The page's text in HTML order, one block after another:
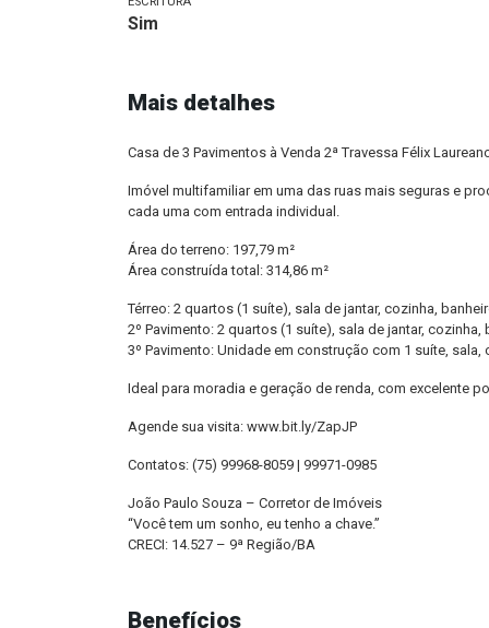
Sim
Mais detalhes
Casa de 3 Pavimentos à Venda 2ª Travessa Félix
Imóvel multifamiliar em uma das ruas mais seguras e
cada uma com entrada individual.
Área do terreno: 197,79 m²
Área construída total: 314,86 m²
Térreo: 2 quartos (1 suíte), sala de jantar, cozinha,
2º Pavimento: 2 quartos (1 suíte), sala de jantar,
3º Pavimento: Unidade em construção com 1 suíte, sala,
Ideal para moradia e geração de renda, com excelente
Agende sua visita: www.bit.ly/ZapJP
Contatos: (75) 99968-8059 | 99971-0985
João Paulo Souza – Corretor de Imóveis
“Você tem um sonho, eu tenho a chave.”
CRECI: 14.527 – 9ª Região/BA
Benefícios